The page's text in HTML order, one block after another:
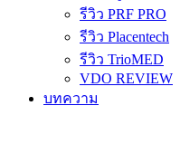
รีวิว PRF PRO
รีวิว Placentech
รีวิว TrioMED
VDO REVIEW
บทความ